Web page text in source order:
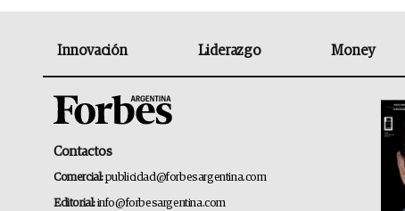
Innovación Liderazgo Money
Contactos
Comercial:publicidad@forbesargentina.com
Editorial:info@forbesargentina.com